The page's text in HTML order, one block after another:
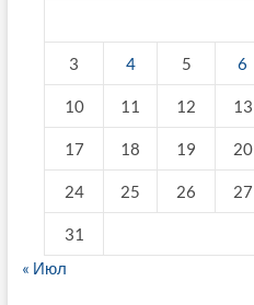
3 4 5 6
10 11 12 13
17 18 19 20
24 25 26 27
31
« Июл